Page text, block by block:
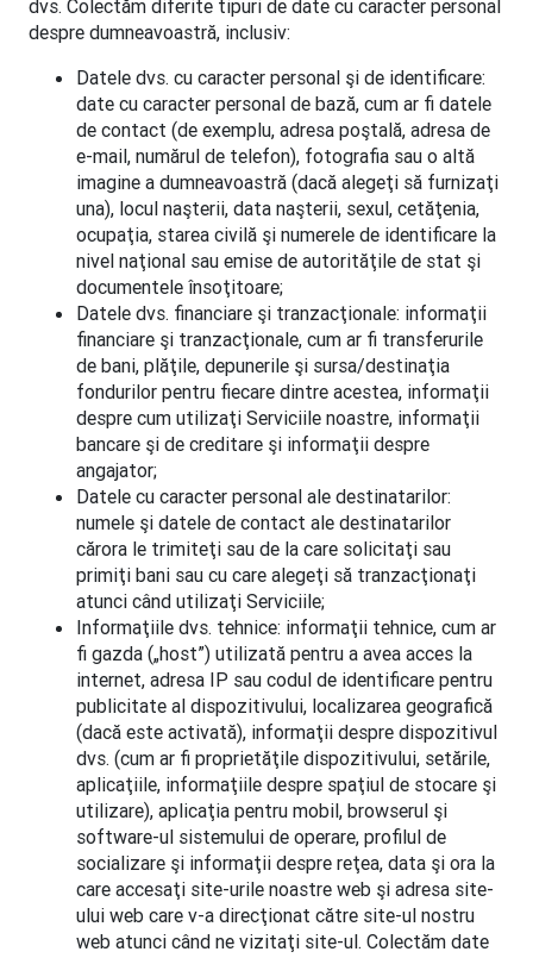
dvs. Colectăm diferite tipuri de date cu caracter personal
despre dumneavoastră, inclusiv:
Datele dvs. cu caracter personal şi de identificare:
date cu caracter personal de bază, cum ar fi datele
de contact (de exemplu, adresa poştală, adresa de
e-mail, numărul de telefon), fotografia sau o altă
imagine a dumneavoastră (dacă alegeţi să furnizaţi
una), locul naşterii, data naşterii, sexul, cetăţenia,
ocupaţia, starea civilă şi numerele de identificare la
nivel naţional sau emise de autorităţile de stat şi
documentele însoţitoare;
Datele dvs. financiare şi tranzacţionale: informaţii
financiare şi tranzacţionale, cum ar fi transferurile
de bani, plăţile, depunerile şi sursa/destinaţia
fondurilor pentru fiecare dintre acestea, informaţii
despre cum utilizaţi Serviciile noastre, informaţii
bancare şi de creditare şi informaţii despre
angajator;
Datele cu caracter personal ale destinatarilor:
numele şi datele de contact ale destinatarilor
cărora le trimiteţi sau de la care solicitaţi sau
primiţi bani sau cu care alegeţi să tranzacţionaţi
atunci când utilizaţi Serviciile;
Informaţiile dvs. tehnice: informaţii tehnice, cum ar
fi gazda („host”) utilizată pentru a avea acces la
internet, adresa IP sau codul de identificare pentru
publicitate al dispozitivului, localizarea geografică
(dacă este activată), informaţii despre dispozitivul
dvs. (cum ar fi proprietăţile dispozitivului, setările,
aplicaţiile, informaţiile despre spaţiul de stocare şi
utilizare), aplicaţia pentru mobil, browserul şi
software-ul sistemului de operare, profilul de
socializare şi informaţii despre reţea, data şi ora la
care accesaţi site-urile noastre web şi adresa site-
ului web care v-a direcţionat către site-ul nostru
web atunci când ne vizitaţi site-ul. Colectăm date